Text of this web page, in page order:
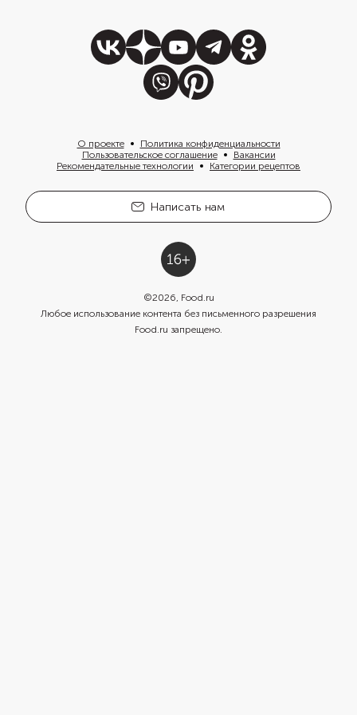
О проекте
Политика конфиденциальности
Пользовательское соглашение
Вакансии
Рекомендательные технологии
Категории рецептов
Написать нам
©2026, Food.ru
Любое использование контента без письменного разрешения
Food.ru запрещено.